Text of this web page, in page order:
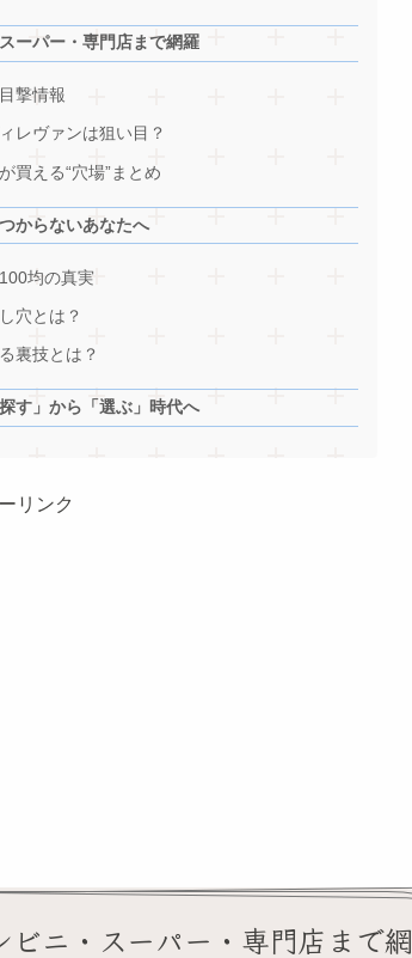
ーパー・専門店まで網羅
撃情報
レヴァンは狙い目？
買える“穴場”まとめ
からないあなたへ
均の真実
穴とは？
裏技とは？
す」から「選ぶ」時代へ
リンク
ニ・スーパー・専門店まで網